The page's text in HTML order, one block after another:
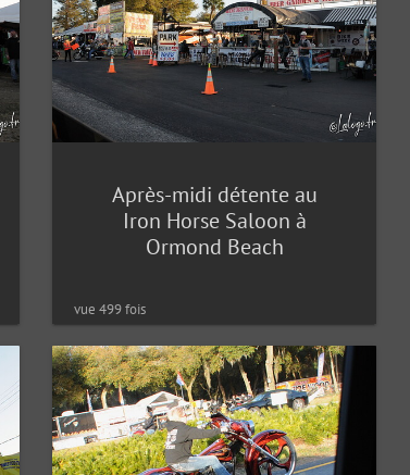
Après-midi détente au
Iron Horse Saloon à
Ormond Beach
vue 499 fois